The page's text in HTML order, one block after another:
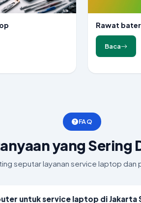
Rawat
Baca
FAQ
yang Sering
seputar layanan service laptop dan
untuk service laptop di Jakarta